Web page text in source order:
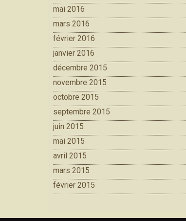
mai 2016
mars 2016
février 2016
janvier 2016
décembre 2015
novembre 2015
octobre 2015
septembre 2015
juin 2015
mai 2015
avril 2015
mars 2015
février 2015